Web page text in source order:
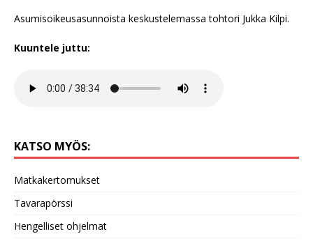
Asumisoikeusasunnoista keskustelemassa tohtori Jukka Kilpi.
Kuuntele juttu:
KATSO MYÖS:
Matkakertomukset
Tavarapörssi
Hengelliset ohjelmat